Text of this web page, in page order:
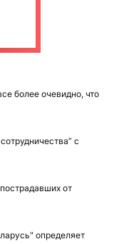
более очевидно, что
с
от
определяет